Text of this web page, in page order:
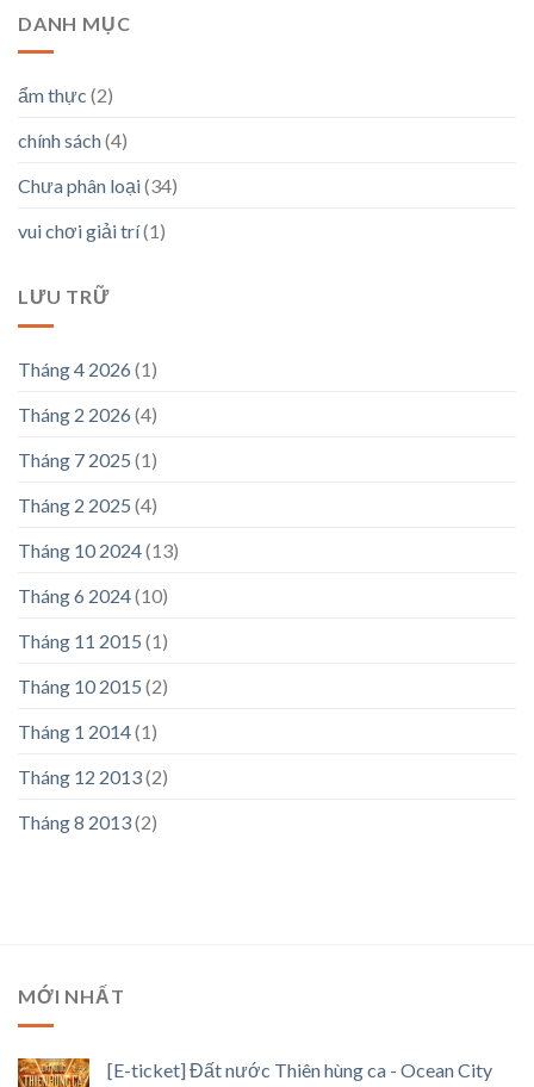
DANH MỤC
ẩm thực (2)
chính sách(4)
Chưa phân loại(34)
vui chơi giải trí(1)
LƯU TRỮ
Tháng 4 2026 (1)
Tháng 2 2026 (4)
Tháng 7 2025 (1)
Tháng 2 2025 (4)
Tháng 10 2024(13)
Tháng 6 2024(10)
Tháng 11 2015 (1)
Tháng 10 2015 (2)
Tháng 1 2014(1)
Tháng 12 2013(2)
Tháng 8 2013(2)
MỚI NHẤT
[E-ticket] Đất nước Thiên hùng ca - Ocean City